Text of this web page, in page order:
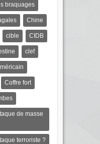
braquages
Chine
cible CIDB
clef
Coffre fort
de masse
terroriste ?